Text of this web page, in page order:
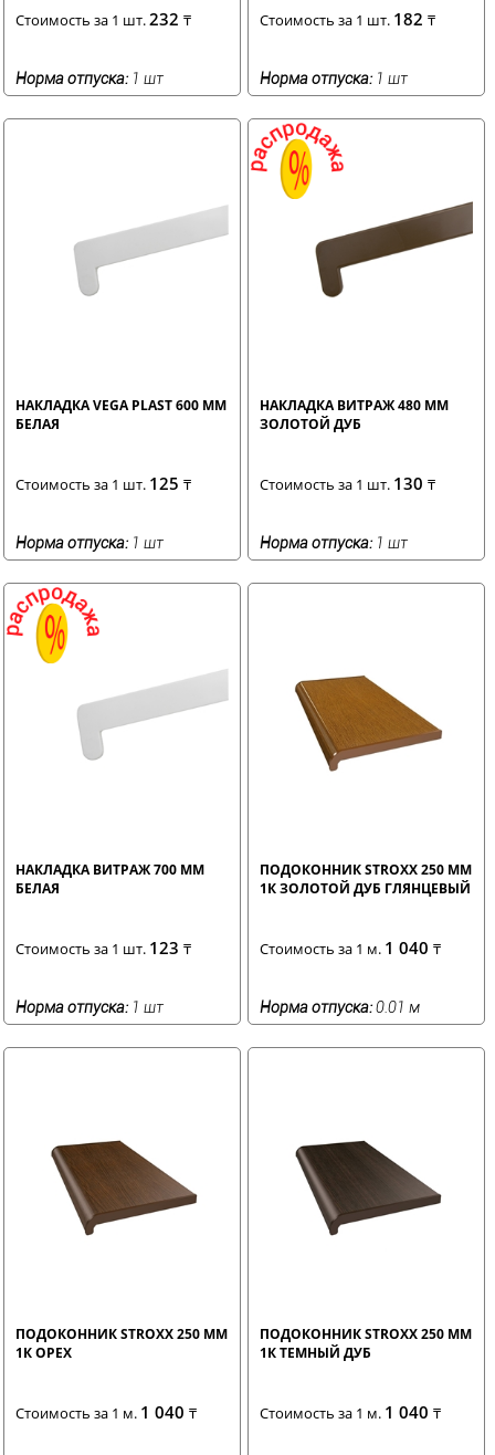
Стоимость за 1 шт.232 ₸
Норма отпуска: 1 шт
Стоимость за 1 шт. 182₸
Норма отпуска: 1 шт
НАКЛАДКА VEGA PLAST 600 ММ
БЕЛАЯ
Стоимость за 1 шт. 125 ₸
Норма отпуска: 1 шт
НАКЛАДКА ВИТРАЖ 480 ММ
ЗОЛОТОЙ ДУБ
Стоимость за 1 шт. 130₸
Норма отпуска: 1 шт
НАКЛАДКА ВИТРАЖ 700 ММ
БЕЛАЯ
Стоимость за 1 шт. 123 ₸
Норма отпуска: 1 шт
ПОДОКОННИК STROXX 250 ММ
1К ЗОЛОТОЙ ДУБ ГЛЯНЦЕВЫЙ
Стоимость за 1 м. 1 040₸
Норма отпуска:0.01 м
ПОДОКОННИК STROXX 250 ММ
1К ОРЕХ
Стоимость за 1 м. 1 040 ₸
ПОДОКОННИК STROXX 250 ММ
1К ТЕМНЫЙ ДУБ
Стоимость за 1 м. 1 040₸